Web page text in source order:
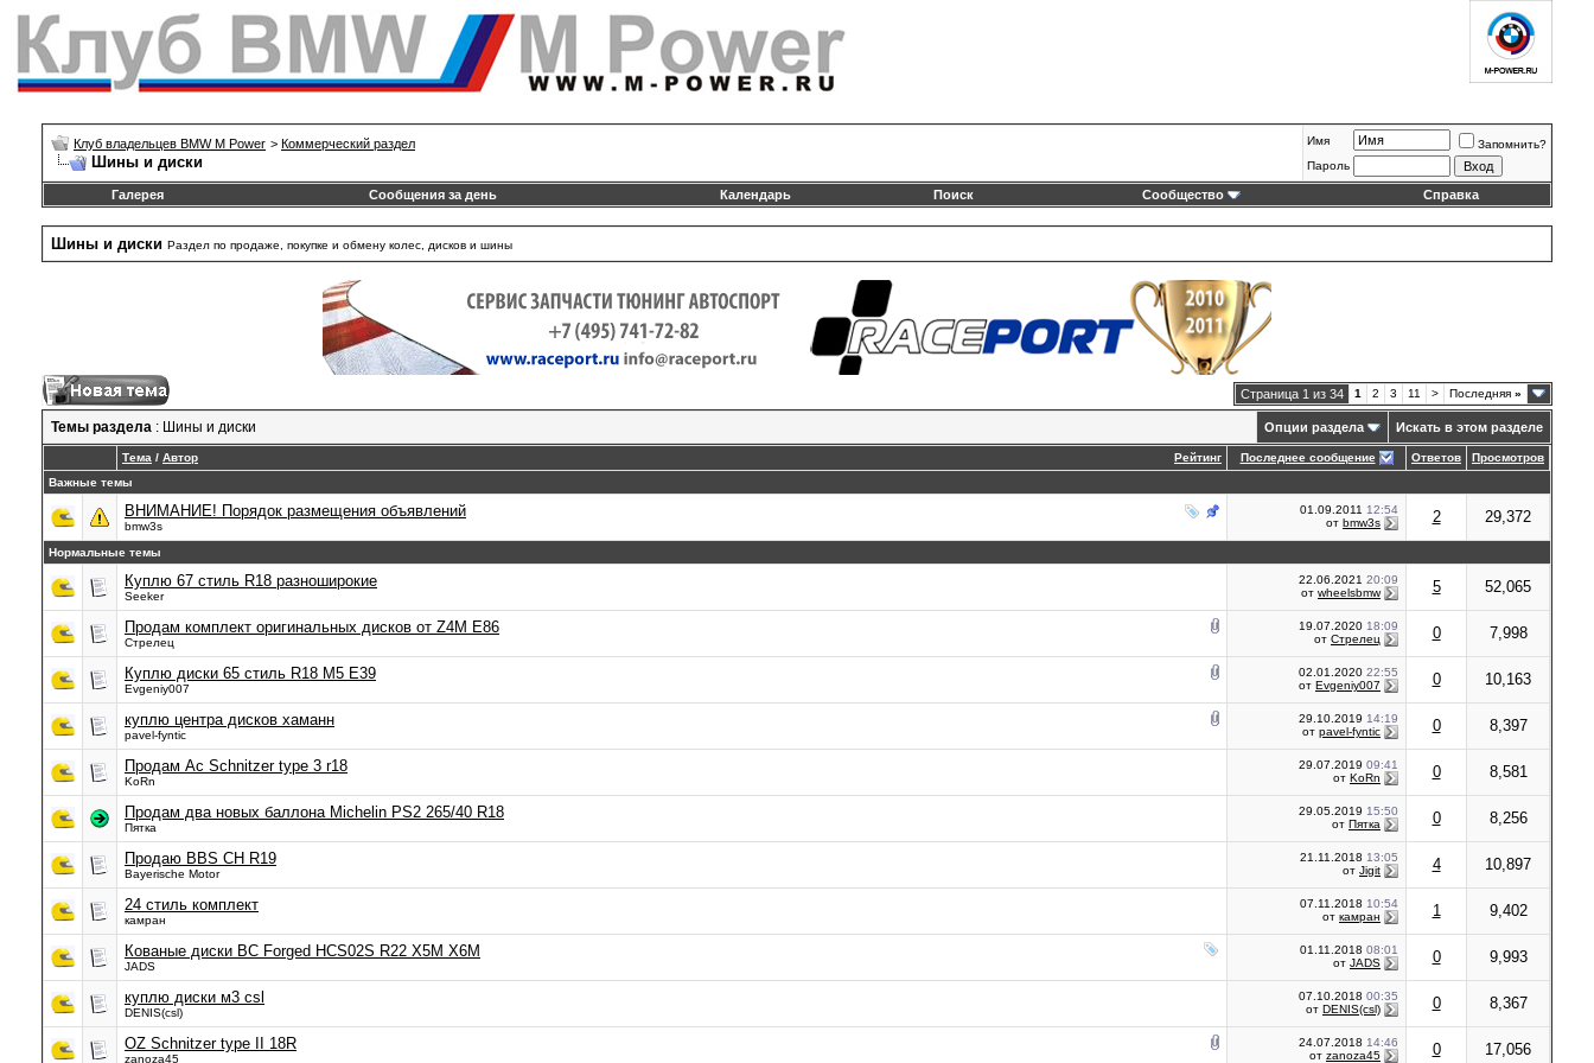
Клуб владельцев BMW M Power > Коммерческий раздел
Шины и диски
Имя
Запомнить?
Пароль
Галерея Сообщения за день Календарь Поиск Сообщество Справка
Шины и диски Раздел по продаже, покупке и обмену колес, дисков и шины
Страница 1 из 34 1 2 3 11 > Последняя »
Темы раздела : Шины и диски Опции раздела Искать в этом разделе
Рейтинг
Тема / Автор Последнее сообщение Ответов
Просмотров
Важные темы
ВНИМАНИЕ! Порядок размещения объявлений
bmw3s
01.09.2011 12:54
от bmw3s 2 29,372
Нормальные темы
Куплю 67 стиль R18 разноширокие
Seeker
22.06.2021 20:09
от wheelsbmw 5 52,065
Продам комплект оригинальных дисков от Z4M E86
Стрелец
19.07.2020 18:09
от Стрелец 0 7,998
Куплю диски 65 стиль R18 M5 E39
Evgeniy007
02.01.2020 22:55
от Evgeniy007 0 10,163
куплю центра дисков хаманн
pavel-fyntic
29.10.2019 14:19
от pavel-fyntic 0 8,397
Продам Ac Schnitzer type 3 r18
KoRn
29.07.2019 09:41
от KoRn 0 8,581
Продам два новых баллона Michelin PS2 265/40 R18
Пятка
29.05.2019 15:50
от Пятка 0 8,256
Продаю BBS CH R19
Bayerische Motor
21.11.2018 13:05
от Jigit 4 10,897
24 стиль комплект
камран
07.11.2018 10:54
от камран 1 9,402
Кованые диски BC Forged HCS02S R22 X5M X6M
JADS
01.11.2018 08:01
от JADS 0 9,993
куплю диски м3 csl
DENIS(csl)
07.10.2018 00:35
от DENIS(csl) 0 8,367
OZ Schnitzer type II 18R
zanoza45
24.07.2018 14:46
от zanoza45 0 17,056